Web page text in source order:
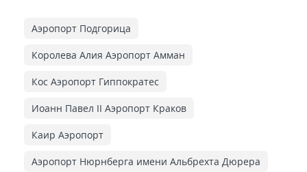
Аэропорт Подгорица
Королева Алия Аэропорт Амман
Кос Аэропорт Гиппократес
Иоанн Павел II Аэропорт Краков
Каир Аэропорт
Аэропорт Нюрнберга имени Альбрехта Дюрера